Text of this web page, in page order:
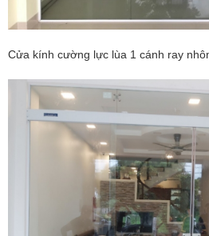
Cửa kính cường lực lùa 1 cánh ray